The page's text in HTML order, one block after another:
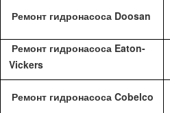
Ремонт гидронасоса Doosan
Ремонт гидронасоса Eaton-
Vickers
Ремонт гидронасоса Cobelco